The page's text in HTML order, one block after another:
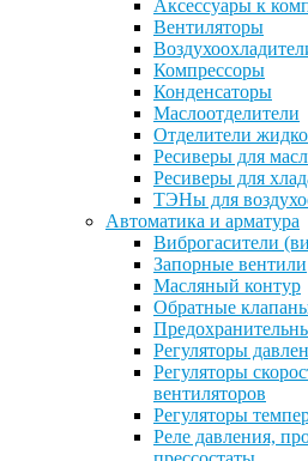
Аксессуары к
Вентиляторы
Компрессоры
Конденсаторы
Маслоотделители
Отделители
Ресиверы для
Ресиверы для
ТЭНы для
Автоматика и арматура
Виброгасители
Запорные вентили
Масляный контур
Обратные
Регуляторы
Регуляторы
вентиляторов
Регуляторы
Реле давления,